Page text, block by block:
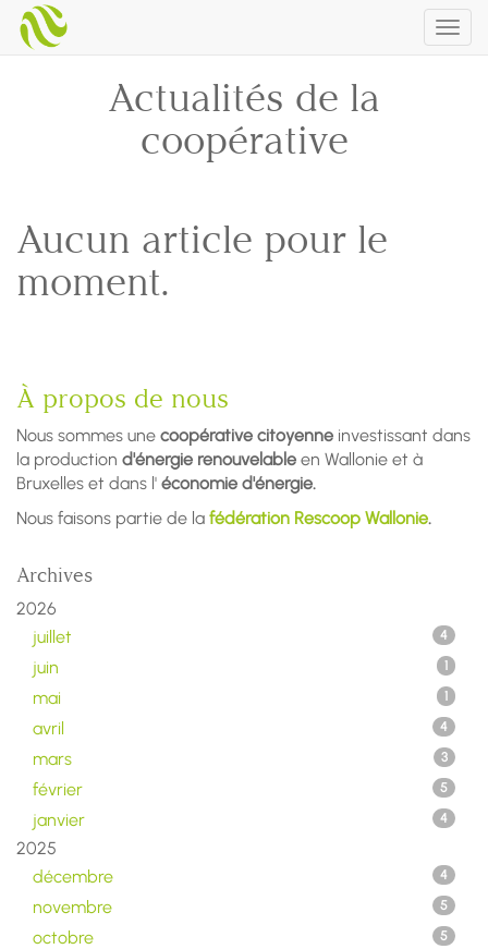
Actualités de la
coopérative
Aucun article pour le
moment.
À propos de nous
Nous sommes une coopérative citoyenne investissant dans
la production d'énergie renouvelable en Wallonie et à
Bruxelles et dans l' économie d'énergie.
Nous faisons partie de la fédération Rescoop Wallonie.
Archives
2026
juillet
4
juin 1
mai 1
avril 4
mars 3
février 5
janvier 4
2025
décembre
4
novembre 5
octobre 5